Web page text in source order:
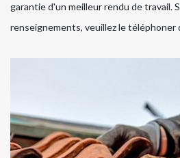
garantie d'un meilleur rendu de travail.
renseignements, veuillez le téléphoner